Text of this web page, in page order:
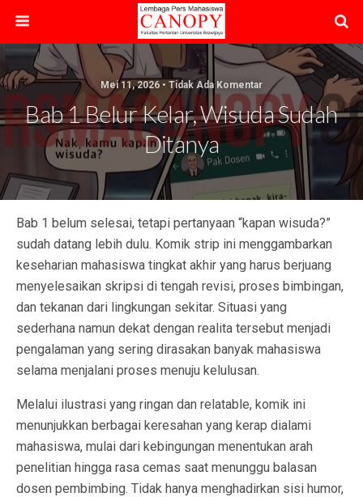
Mei 11, 2026 • Tidak Ada Komentar
Bab 1 Belur Kelar, Wisuda Sudah
Ditanya
Bab 1 belum selesai, tetapi pertanyaan “kapan wisuda?”
sudah datang lebih dulu. Komik strip ini menggambarkan
keseharian mahasiswa tingkat akhir yang harus berjuang
menyelesaikan skripsi di tengah revisi, proses bimbingan,
dan tekanan dari lingkungan sekitar. Situasi yang
sederhana namun dekat dengan realita tersebut menjadi
pengalaman yang sering dirasakan banyak mahasiswa
selama menjalani proses menuju kelulusan.
Melalui ilustrasi yang ringan dan relatable, komik ini
menunjukkan berbagai keresahan yang kerap dialami
mahasiswa, mulai dari kebingungan menentukan arah
penelitian hingga rasa cemas saat menunggu balasan
dosen pembimbing. Tidak hanya menghadirkan sisi humor,